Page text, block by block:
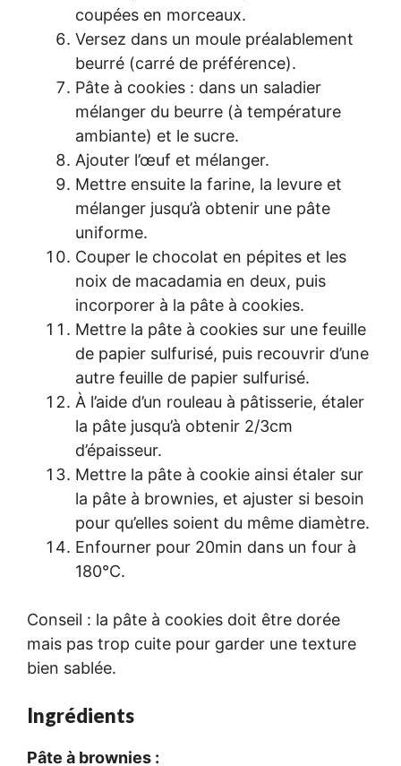
coupées en morceaux.
Versez dans un moule préalablement
beurré (carré de préférence).
Pâte à cookies : dans un saladier
mélanger du beurre (à température
ambiante) et le sucre.
Ajouter l’œuf et mélanger.
Mettre ensuite la farine, la levure et
mélanger jusqu’à obtenir une pâte
uniforme.
Couper le chocolat en pépites et les
noix de macadamia en deux, puis
incorporer à la pâte à cookies.
Mettre la pâte à cookies sur une feuille
de papier sulfurisé, puis recouvrir d’une
autre feuille de papier sulfurisé.
À l’aide d’un rouleau à pâtisserie, étaler
la pâte jusqu’à obtenir 2/3cm
d’épaisseur.
Mettre la pâte à cookie ainsi étaler sur
la pâte à brownies, et ajuster si besoin
pour qu’elles soient du même diamètre.
Enfourner pour 20min dans un four à
180°C.
Conseil : la pâte à cookies doit être dorée
mais pas trop cuite pour garder une texture
bien sablée.
Ingrédients
Pâte à brownies :